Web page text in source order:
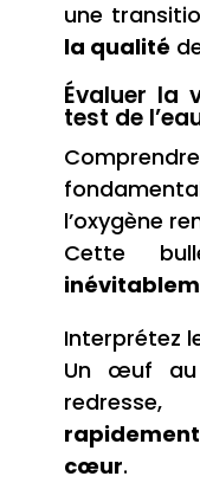
une
la qualité
Évaluer la
test de
l’oxygène
Cette
Interprétez
Un œuf au
cœur.